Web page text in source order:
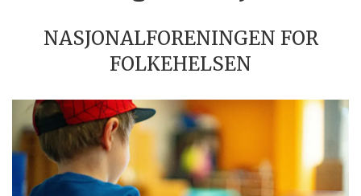
NASJONALFORENINGEN FOR
FOLKEHELSEN